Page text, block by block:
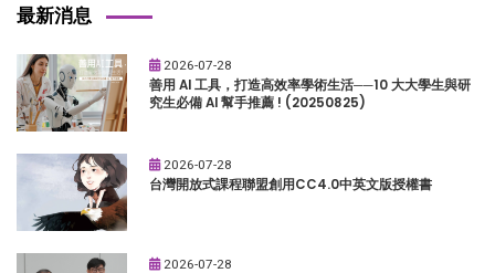
最新消息
2026-07-28
善用 AI 工具，打造高效率學術生活──10 大大學生與研
究生必備 AI 幫手推薦 ! (20250825)
2026-07-28
台灣開放式課程聯盟創用CC4.0中英文版授權書
2026-07-28